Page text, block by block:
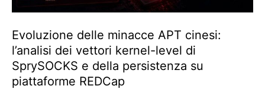
Evoluzione delle minacce APT cinesi:
l’analisi dei vettori kernel-level di
SprySOCKS e della persistenza su
piattaforme REDCap